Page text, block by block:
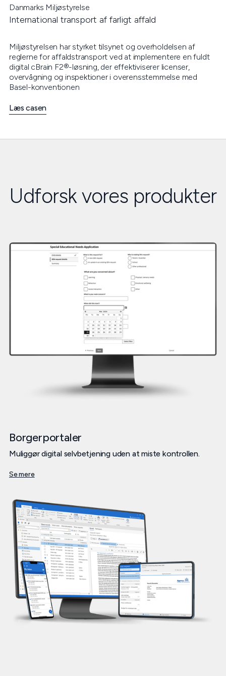
Danmarks Miljøstyrelse
International transport af farligt affald
Miljøstyrelsen har styrket tilsynet og overholdelsen af
reglerne for affaldstransport ved at implementere en fuldt
digital cBrain F2®-løsning, der effektiviserer licenser,
overvågning og inspektioner i overensstemmelse med
Basel-konventionen
Læs casen
Udforsk vores produkter
Borgerportaler
Muliggør digital selvbetjening uden at miste kontrollen.
Se mere